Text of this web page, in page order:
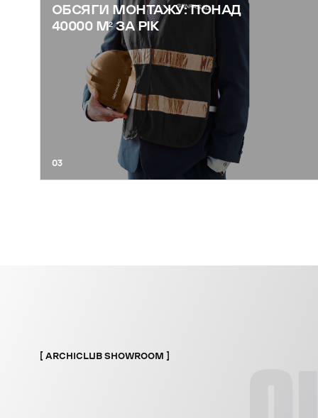
ОБСЯГИ МОНТАЖУ: ПОНАД
40000 М² ЗА РІК
03
ARCHICLUB SHOWROOM